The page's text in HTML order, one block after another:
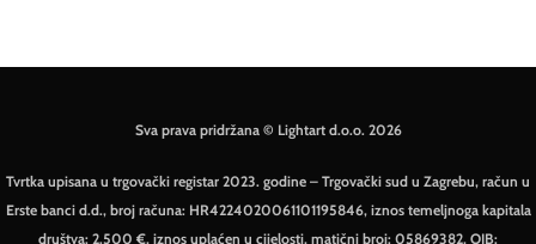
Sva prava pridržana © Lightart d.o.o. 2026
Tvrtka upisana u trgovački registar 2023. godine – Trgovački sud u Zagrebu, račun u
Erste banci d.d., broj računa: HR4224020061101195846, iznos temeljnoga kapitala
društva: 2.500 €, iznos uplaćen u cijelosti, matični broj: 05869382, OIB: